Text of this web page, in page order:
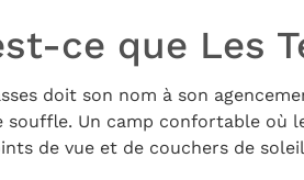
ce que Les
doit son nom à son
souffle. Un camp confortable où
de vue et de couchers de